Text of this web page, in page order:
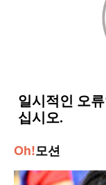
Oh!모션